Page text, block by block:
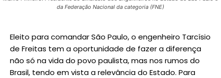
da Federação Nacional da categoria (FNE)
Eleito para comandar São Paulo, o engenheiro Tarcísio
de Freitas tem a oportunidade de fazer a diferença
não só na vida do povo paulista, mas nos rumos do
Brasil, tendo em vista a relevância do Estado. Para